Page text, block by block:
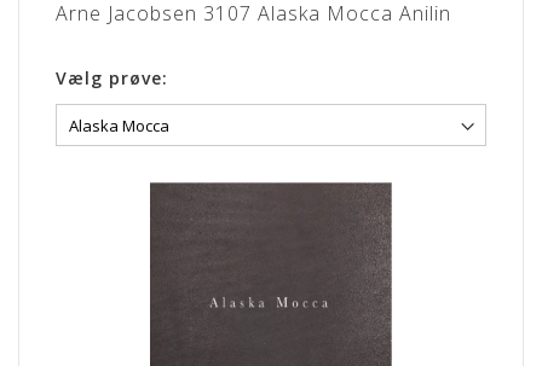
Læs mere om pleje og vedligeholdelse her
Arne Jacobsen 3107 Alaska Mocca Anilin
Vælg prøve: